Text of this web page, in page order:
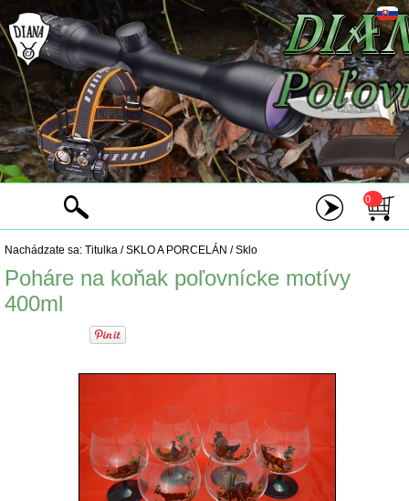
0
Nachádzate sa: Titulka /SKLO A PORCELÁN /Sklo
Poháre na koňak poľovnícke motívy
400ml